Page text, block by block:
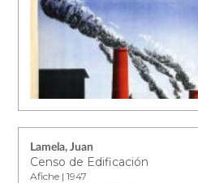
Lamela, Juan
Censo de Edificación
Afiche | 1947